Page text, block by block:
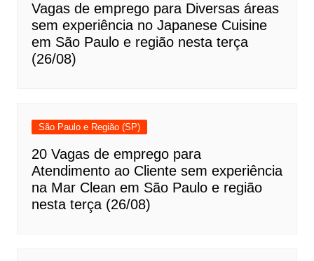
Vagas de emprego para Diversas áreas
sem experiência no Japanese Cuisine
em São Paulo e região nesta terça
(26/08)
São Paulo e Região (SP)
20 Vagas de emprego para
Atendimento ao Cliente sem experiência
na Mar Clean em São Paulo e região
nesta terça (26/08)